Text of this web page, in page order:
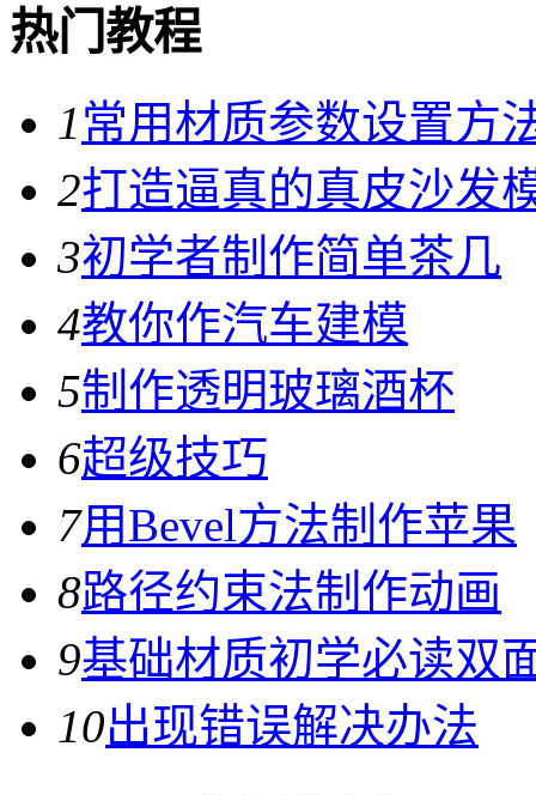
热门教程
1常用材质参数设置方
2打造逼真的真皮沙发
3初学者制作简单茶几
4教你作汽车建模
5制作透明玻璃酒杯
6超级技巧
7用Bevel方法制作苹果
8路径约束法制作动画
9基础材质初学必读双
10出现错误解决办法